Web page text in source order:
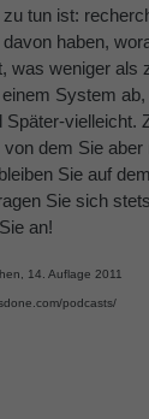
tun ist:
haben,
was weniger als
System
dem Sie
Sie auf
Sie sich
an!
14. Auflage 2011
podcasts/